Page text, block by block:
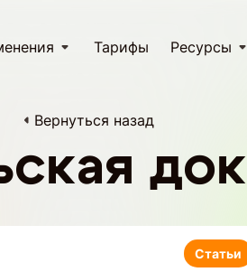
Тарифы Ресурсы
Вернуться назад
Статьи